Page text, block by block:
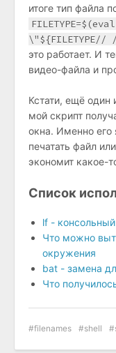
итоге тип файла
это работает. И
видео-файла и
Кстати, ещё один
мой скрипт
окна. Именно его
печатать файл
экономит какое-
Список
lf -
Что можно
окружения
bat - замена
Что
filenames shell